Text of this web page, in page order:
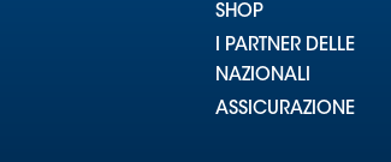
SHOP
I PARTNER DELLE
NAZIONALI
ASSICURAZIONE